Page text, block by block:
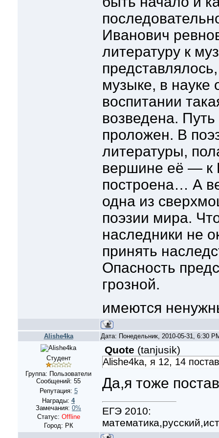
Иванович
литературу к
музыке, в науке
воспитании
возведена. Путь
проложен. В
литературы,
вершине её —
построена… А
одна из
поэзии мира.
наследники не
принять
Опасность
грозной.
имеются
Alishe4ka Дата: Понедельник, 2010-05-31, 6:30
Студент
Группа: Пользователи
Сообщений: 55
Репутация: 5
Награды: 4
Замечания: 0%
Статус: Offline
Город: РК
Quote (tanjusik)
Alishe4ka, я 12, 14
Да,я тоже
ЕГЭ 2010: